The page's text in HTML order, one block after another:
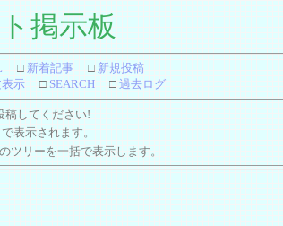
掲示板
□ 新着記事 □ 新規投稿
示 □ SEARCH □ 過去ログ
稿してください!
表示されます。
ツリーを一括で表示します。